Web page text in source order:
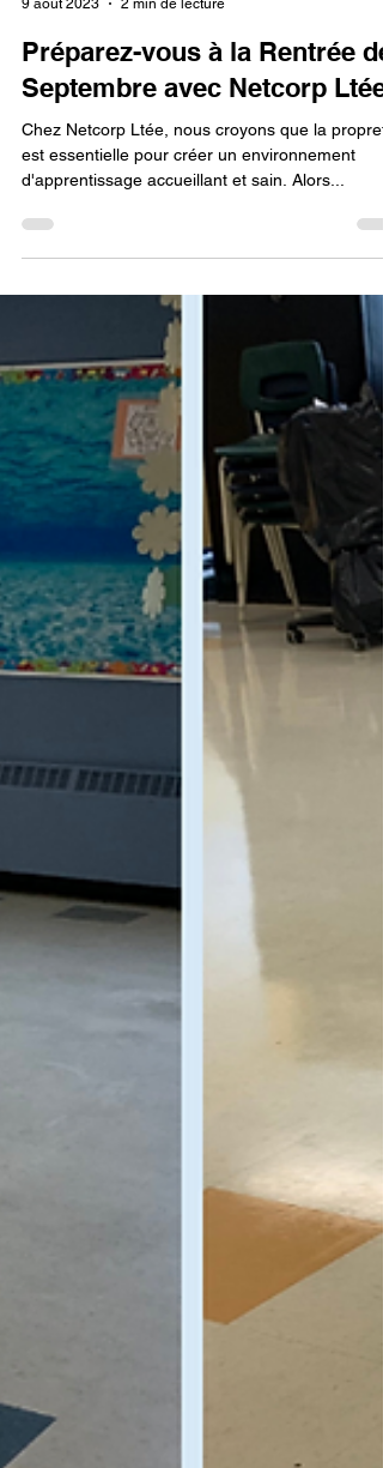
NetCorp
9 août 2023
Préparez-vous à la Rentrée de
Septembre avec Netcorp Ltée
Chez Netcorp Ltée, nous croyons que la
est essentielle pour créer un environnement